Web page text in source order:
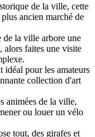
de la ville, cette
ancien marché de
de la ville arbore une
alors faites une visite
pour les amateurs
collection d'art
animées de la ville,
ou louer un vélo
tout, des girafes et